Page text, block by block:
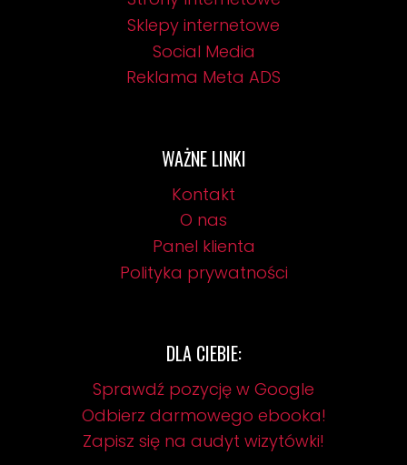
Sklepy internetowe
Social Media
Reklama Meta ADS
WAŻNE LINKI
Kontakt
O nas
Panel klienta
Polityka prywatności
DLA CIEBIE:
Sprawdź pozycję w Google
Odbierz darmowego ebooka!
Zapisz się na audyt wizytówki!